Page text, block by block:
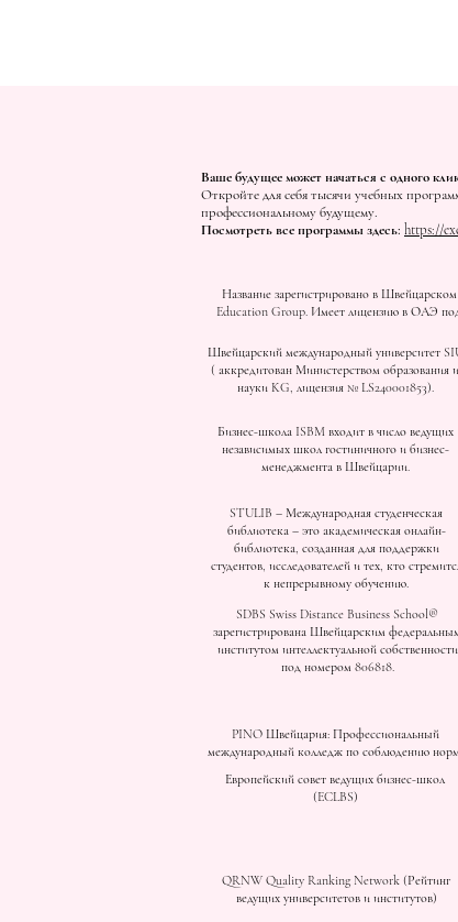
Ваше будущее может начаться с одного
Откройте для себя тысячи учебных
профессиональному будущему.
Посмотреть все программы здесь: https://
Название зарегистрировано в
Education Group. Имеет лицензию в ОАЭ под
Швейцарский международный университет
( аккредитован Министерством образования и
науки KG, лицензия № LS240001853).
Бизнес-школа ISBM входит в число ведущих
независимых школ гостиничного и бизнес-
менеджмента в Швейцарии.
STULIB – Международная студенческая
библиотека – это академическая онлайн-
библиотека, созданная для поддержки
студентов, исследователей и тех, кто
к непрерывному обучению.
SDBS Swiss Distance Business School®
зарегистрирована Швейцарским
институтом интеллектуальной собственности
под номером 806818.
PINO Швейцария: Профессиональный
международный колледж по соблюдению
Европейский совет ведущих бизнес-школ
(ECLBS)
QRNW Quality Ranking Network (Рейтинг
ведущих университетов и институтов)